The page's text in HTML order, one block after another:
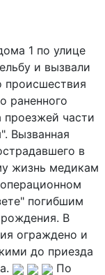
1 по улице
и вызвали
происшествия
раненного
части
Вызванная
в
жизнь медикам
погибшим
В
ограждено и
до приезда
По